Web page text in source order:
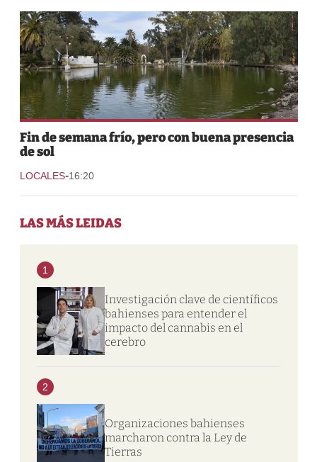
Fin de semana frío, pero con buena presencia
de sol
LOCALES-16:20
LAS MÁS LEIDAS
1
Investigación clave de científicos
bahienses para entender el
impacto del cannabis en el
cerebro
2
Organizaciones bahienses
marcharon contra la Ley de
Tierras